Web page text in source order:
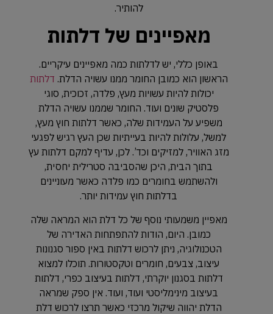
להותיר.
מאפיינים של דלתות
באופן כללי, יש לדלתות כמה מאפיינים עיקריים.
הראשון הוא כמובן החומר ממנו עשויה הדלת. דלתות
יכולות להיות עשויות מעץ, פלדה, זכוכית, סוגי
פלסטיק שונים ועוד. החומר שממנו עשויה הדלת
משפיע על העמידות שלה, כאשר דלתות חוץ מעץ,
למשל, עלולות להיות בעייתיות שכן העץ רגיש לפגעי
מזג האוויר, למזיקים וכד’. לכן, עדיף למקם דלתות עץ
בתוך הבית, היכן שהסביבה סטרילית יחסית,
ולהשתמש בחומרים כמו פלדה כאשר מעוניינים
בדלתות חוץ עמידות יותר.
מאפיין משמעותי נוסף של כל דלת הוא המראה שלה
כמובן. היום, הודות להתפתחות האדירה של
הטכנולוגיה, ניתן לרכוש דלתות באין ספור סגנונות
עיצוב, צבעים, חומרים וטקסטורות. תוכלו למצוא
דלתות בסגנון יוקרתי, דלתות בעיצוב כפרי, דלתות
בעיצוב מינימליסטי ועוד, ועוד. אין ספק שמראה
הדלת יהווה שיקול מרכזי כאשר תרצו לרכוש דלת